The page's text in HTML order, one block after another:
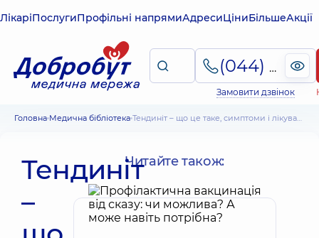
ЛікаріПослугиПрофільні напрямиАдресиЦіниБільшеАкції
(044) 495-2-888
Замовити дзвінок
Головна Медична бібліотека Тендиніт – що це таке, симптоми і лікування
Тендиніт
–
Читайте також: